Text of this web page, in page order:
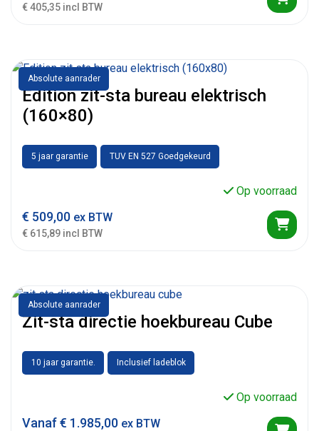
€ 405,35 incl BTW
Absolute aanrader
Edition zit-sta bureau elektrisch
(160×80)
5 jaar garantie TUV EN 527 Goedgekeurd
Op voorraad
€ 509,00 ex BTW
€ 615,89 incl BTW
Absolute aanrader
Zit-sta directie hoekbureau Cube
10 jaar garantie. Inclusief ladeblok
Op voorraad
Vanaf€ 1.985,00 ex BTW